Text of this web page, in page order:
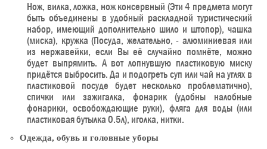
Нож, вилка, ложка, нож консервный (Эти 4 предмета могут
быть объединены в удобный раскладной туристический
набор, имеющий дополнительно шило и штопор), чашка
(миска), кружка (Посуда, желательно, - алюминиевая или
из нержавейки, если Вы её случайно помнёте, можно
будет выпрямить. А вот лопнувшую пластиковую миску
придётся выбросить. Да и подогреть суп или чай на углях в
пластиковой посуде будет несколько проблематично),
спички или зажигалка, фонарик (удобны налобные
фонарики, освобождающие руки), фляга для воды (или
пластиковая бутылка 0.5л), иголка, нитки.
Одежда, обувь и головные уборы